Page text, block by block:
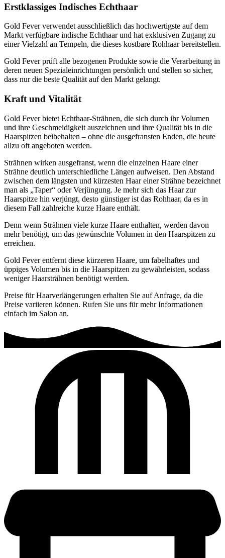
Erstklassiges Indisches Echthaar
Gold Fever verwendet ausschließlich das hochwertigste auf dem
Markt verfügbare indische Echthaar und hat exklusiven Zugang zu
einer Vielzahl an Tempeln, die dieses kostbare Rohhaar bereitstellen.
Gold Fever prüft alle bezogenen Produkte sowie die Verarbeitung in
deren neuen Spezialeinrichtungen persönlich und stellen so sicher,
dass nur die beste Qualität auf den Markt gelangt.
Kraft und Vitalität​
Gold Fever bietet Echthaar-Strähnen, die sich durch ihr Volumen
und ihre Geschmeidigkeit auszeichnen und ihre Qualität bis in die
Haarspitzen beibehalten – ohne die ausgefransten Enden, die heute
allzu oft angeboten werden.
Strähnen wirken ausgefranst, wenn die einzelnen Haare einer
Strähne deutlich unterschiedliche Längen aufweisen. Den Abstand
zwischen dem längsten und kürzesten Haar einer Strähne bezeichnet
man als „Taper“ oder Verjüngung. Je mehr sich das Haar zur
Haarspitze hin verjüngt, desto günstiger ist das Rohhaar, da es in
diesem Fall zahlreiche kurze Haare enthält.
Denn wenn Strähnen viele kurze Haare enthalten, werden davon
mehr benötigt, um das gewünschte Volumen in den Haarspitzen zu
erreichen.
Gold Fever entfernt diese kürzeren Haare, um fabelhaftes und
üppiges Volumen bis in die Haarspitzen zu gewährleisten, sodass
weniger Haarsträhnen benötigt werden.
Preise für Haarverlängerungen erhalten Sie auf Anfrage, da die
Preise variieren können. Rufen Sie uns für mehr Informationen
einfach im Salon an.